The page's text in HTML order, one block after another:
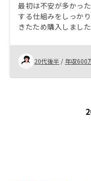
最初は不安が多かっ
する仕組みをしっか
きたため購入しまし
ができるということ
クがある点はプラン
ので、安心して良いと
20代後半 / 年収600